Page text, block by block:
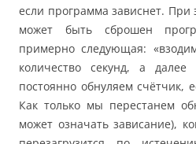
если программа зависнет. При
может быть сброшен
примерно следующая:
количество секунд, а
постоянно обнуляем счётчик,
Как только мы перестанем
может означать зависание),